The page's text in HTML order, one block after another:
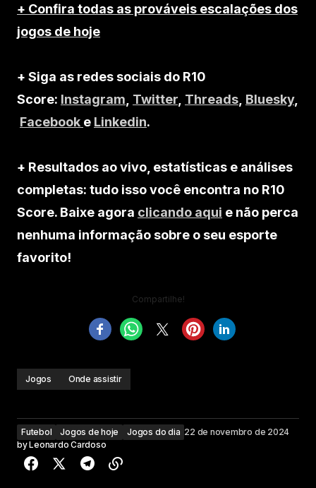
+ Confira todas as prováveis escalações dos
jogos de hoje
+ Siga as redes sociais do R10
Score: Instagram Twitter Threads Bluesky,
Facebook e Linkedin.
+ Resultados ao vivo, estatísticas e análises
completas: tudo isso você encontra no R10
Score. Baixe agora clicando aqui e não perca
nenhuma informação sobre o seu esporte
favorito!
Compartilhe!
Jogos Onde assistir
Futebol Jogos de hoje Jogos do dia 22 de novembro de 2024
byLeonardo Cardoso